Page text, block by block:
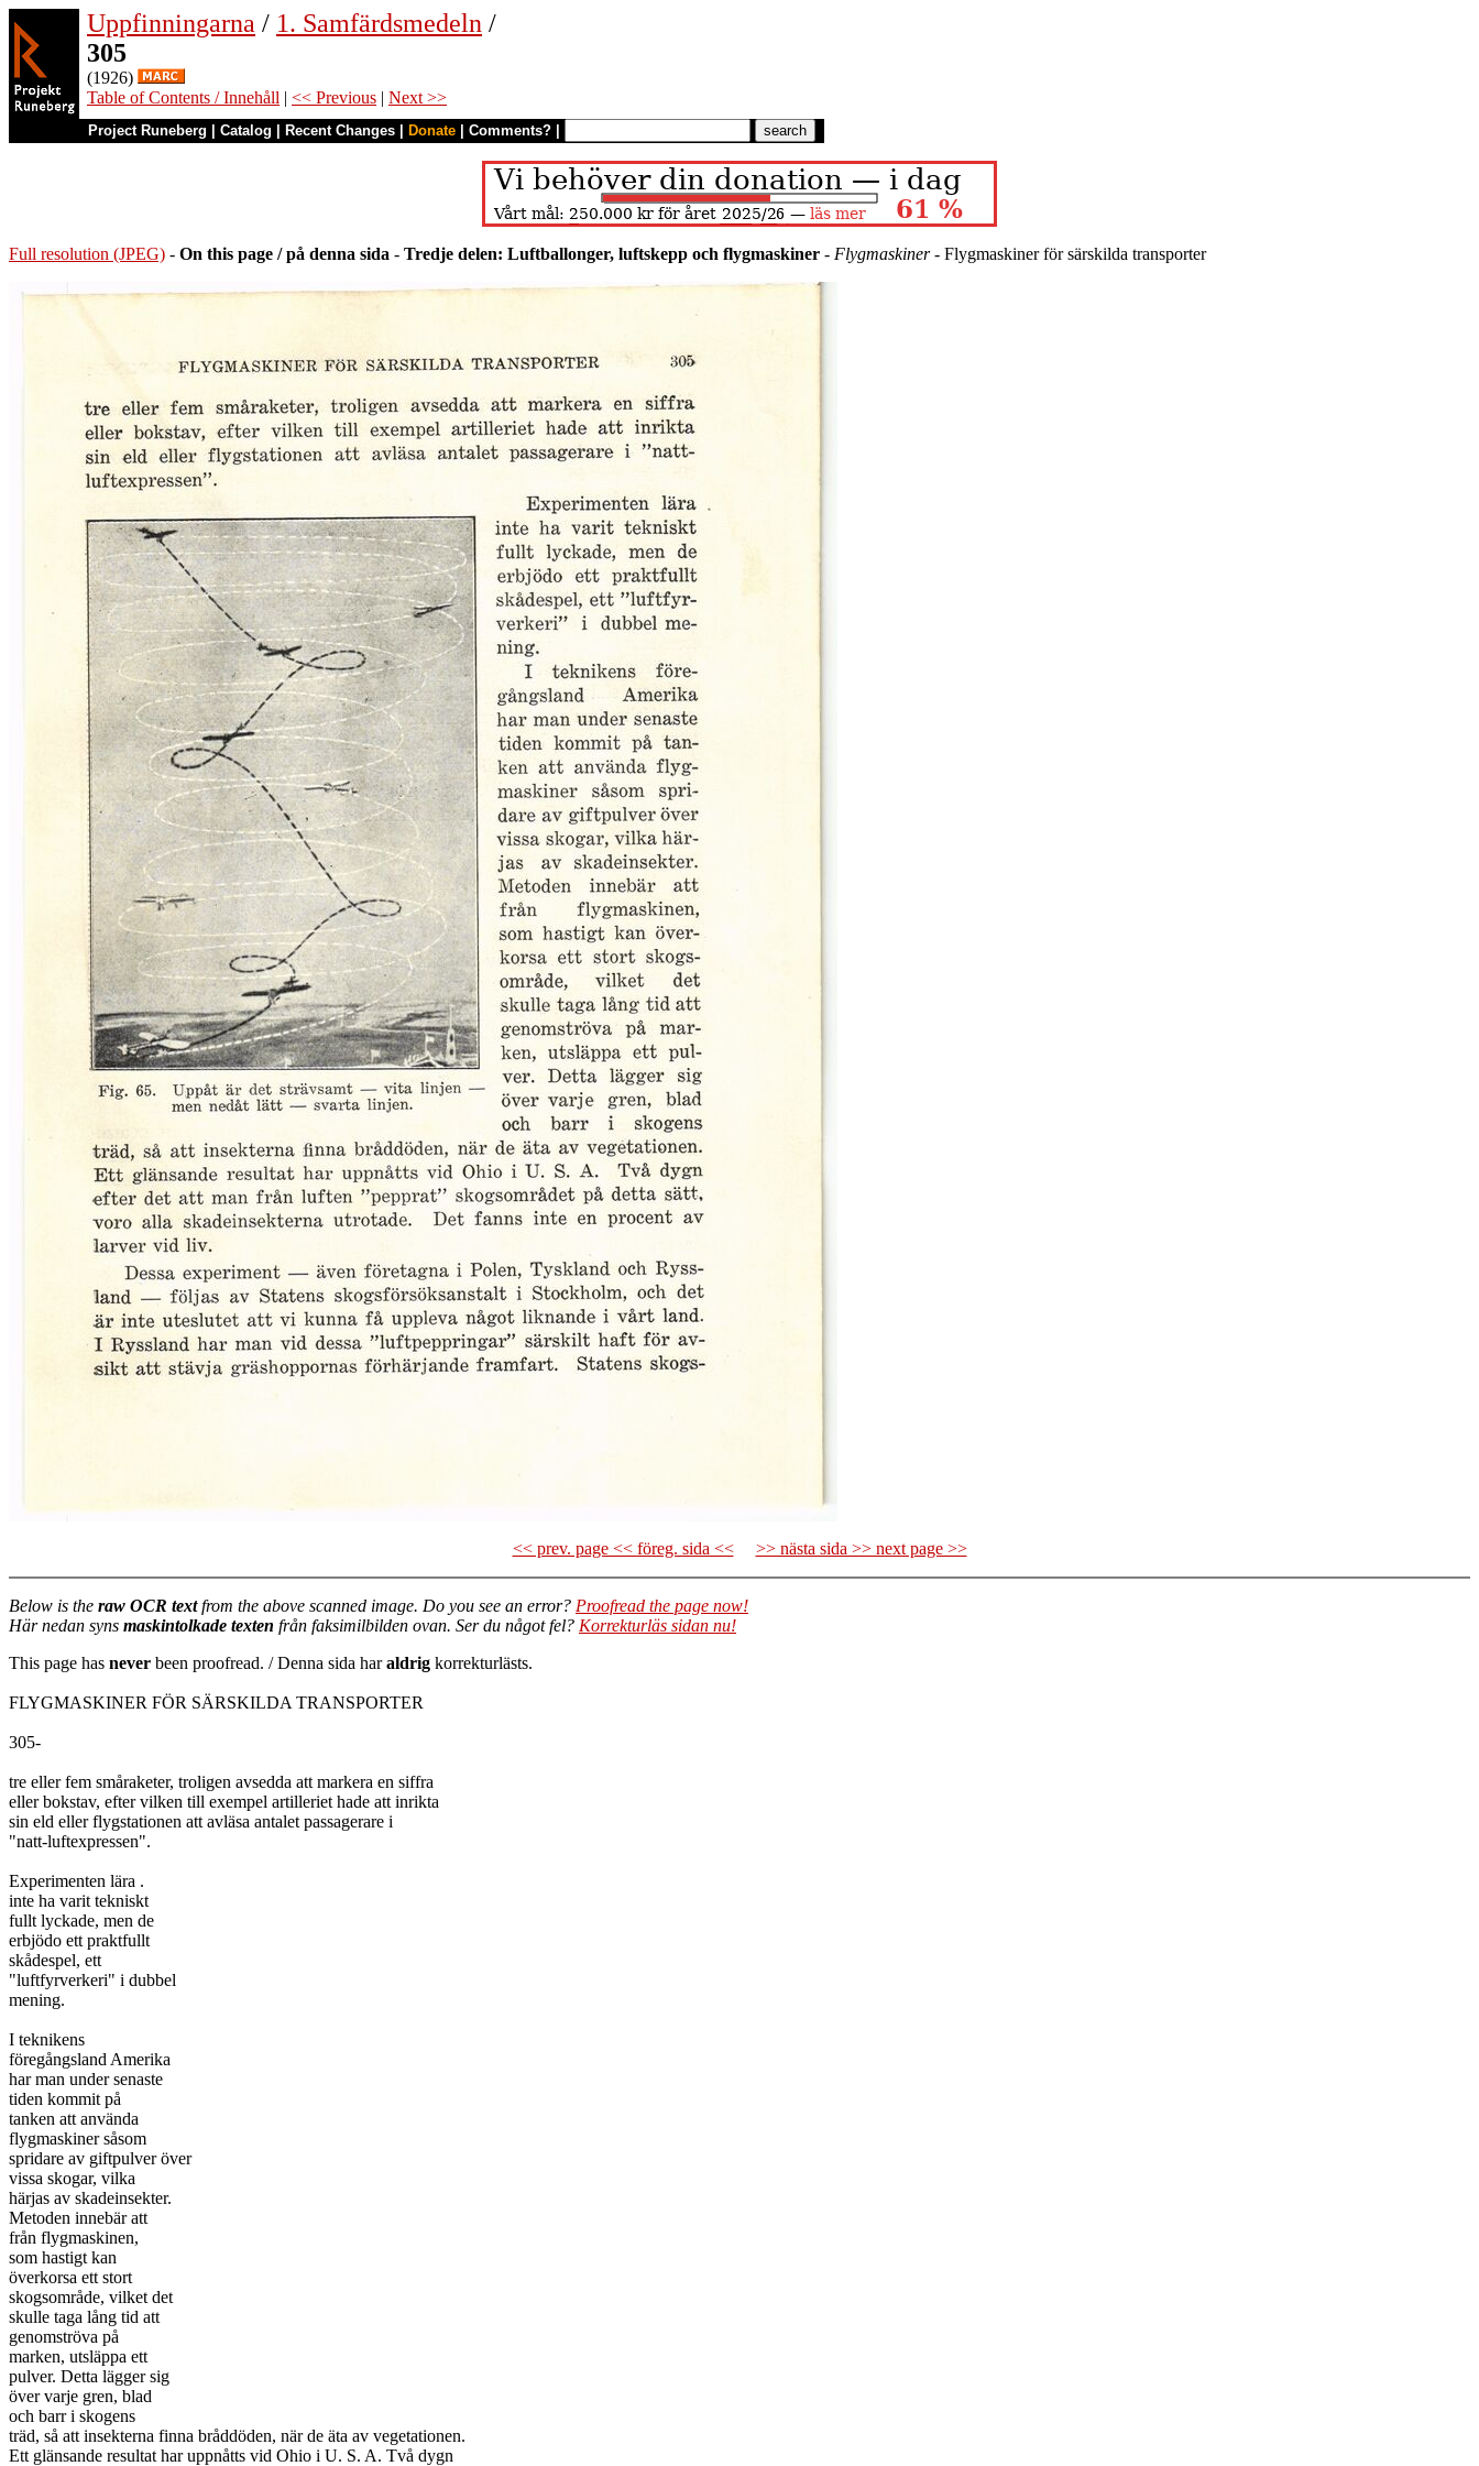
Uppfinningarna / 1. Samfärdsmedeln /
305
(1926)
Table of Contents / Innehåll | << Previous | Next >>
Project Runeberg Catalog Recent Changes Donate Comments?
Full resolution (JPEG) - On this page / på denna sida - Tredje delen: Luftballonger, luftskepp och flygmaskiner - Flygmaskiner- Flygmaskiner för särskilda transporter
<< prev. page << föreg. sida << >> nästa sida >> next page >>
Below is the raw OCR textfrom the above scanned image. Do you see an error? Proofread the page now!
Här nedan syns maskintolkade texten från faksimilbilden ovan. Ser du något fel? Korrekturläs sidan nu!
This page has never been proofread. / Denna sida haraldrig korrekturlästs.
FLYGMASKINER FÖR SÄRSKILDA TRANSPORTER
305-
tre eller fem småraketer, troligen avsedda att markera en siffra
eller bokstav, efter vilken till exempel artilleriet hade att inrikta
sin eld eller flygstationen att avläsa antalet passagerare i
"natt-luftexpressen".
Experimenten lära .
inte ha varit tekniskt
fullt lyckade, men de
erbjödo ett praktfullt
skådespel, ett
"luftfyrverkeri" i dubbel
mening.
I teknikens
föregångsland Amerika
har man under senaste
tiden kommit på
tanken att använda
flygmaskiner såsom
spridare av giftpulver över
vissa skogar, vilka
härjas av skadeinsekter.
Metoden innebär att
från flygmaskinen,
som hastigt kan
överkorsa ett stort
skogsområde, vilket det
skulle taga lång tid att
genomströva på
marken, utsläppa ett
pulver. Detta lägger sig
över varje gren, blad
och barr i skogens
träd, så att insekterna finna bråddöden, när de äta av vegetationen.
Ett glänsande resultat har uppnåtts vid Ohio i U. S. A. Två dygn